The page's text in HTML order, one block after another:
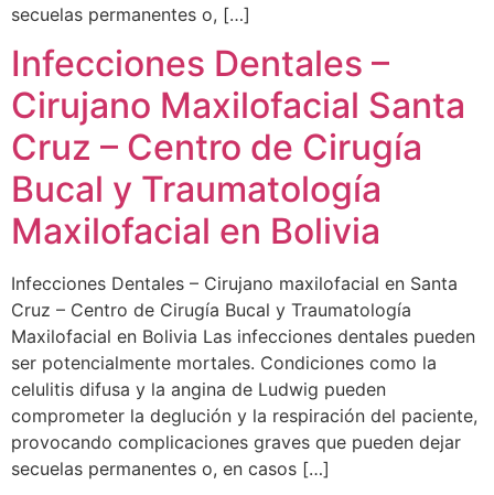
secuelas permanentes o, […]
Infecciones Dentales –
Cirujano Maxilofacial Santa
Cruz – Centro de Cirugía
Bucal y Traumatología
Maxilofacial en Bolivia
Infecciones Dentales – Cirujano maxilofacial en Santa
Cruz – Centro de Cirugía Bucal y Traumatología
Maxilofacial en Bolivia Las infecciones dentales pueden
ser potencialmente mortales. Condiciones como la
celulitis difusa y la angina de Ludwig pueden
comprometer la deglución y la respiración del paciente,
provocando complicaciones graves que pueden dejar
secuelas permanentes o, en casos […]